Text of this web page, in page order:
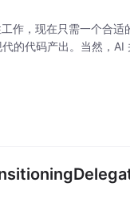
作，现在只需一个合
的代码产出。当然，AI